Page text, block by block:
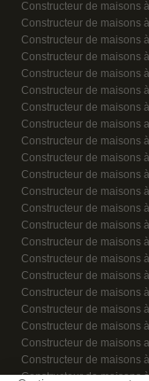
Constructeur de maisons
Constructeur de maisons
Constructeur de maisons
Constructeur de maisons
Constructeur de maisons
Constructeur de maisons
Constructeur de maisons
Constructeur de maisons
Constructeur de maisons
Constructeur de maisons
Constructeur de maisons
Constructeur de maisons
Constructeur de maisons
Constructeur de maisons
Constructeur de maisons
Constructeur de maisons
Constructeur de maisons
Constructeur de maisons
Constructeur de maisons
Constructeur de maisons
Constructeur de maisons
Constructeur de maisons
Constructeur de maisons